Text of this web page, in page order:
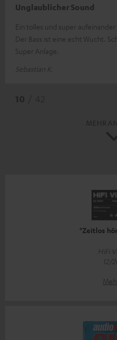
Unglaublicher Sound
Ein tolles und super
Der Bass ist eine echt Wucht.
Super Anlage.
Sebastian K.
"Zeitlos
HiFi
12/